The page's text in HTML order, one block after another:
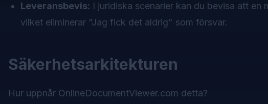
Leveransbevis: I juridiska scenarier kan du bevisa att
vilket eliminerar "Jag fick det aldrig" som försvar.
Säkerhetsarkitekturen
Hur uppnår OnlineDocumentViewer.com detta?